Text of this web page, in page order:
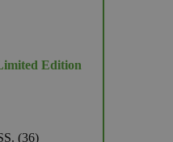
Edition
3636